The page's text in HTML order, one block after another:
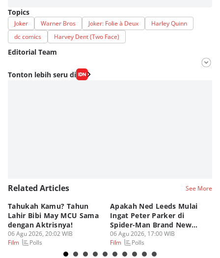
Topics
Joker Warner Bros Joker: Folie à Deux
Harley Quinn
dc comics
Harvey Dent (Two Face)
Editorial Team
Editor
Fahrul Razi Uni Nurullah
Tonton lebih seru di
Related Articles See More
Tahukah Kamu? Tahun
Lahir Bibi May MCU Sama
dengan Aktrisnya!
06 Agu 2026, 20:02 WIB
Film
Polls
Apakah Ned Leeds Mulai
Ingat Peter Parker di
Spider-Man Brand New
Day?
06 Agu 2026, 17:00 WIB
Film
Polls